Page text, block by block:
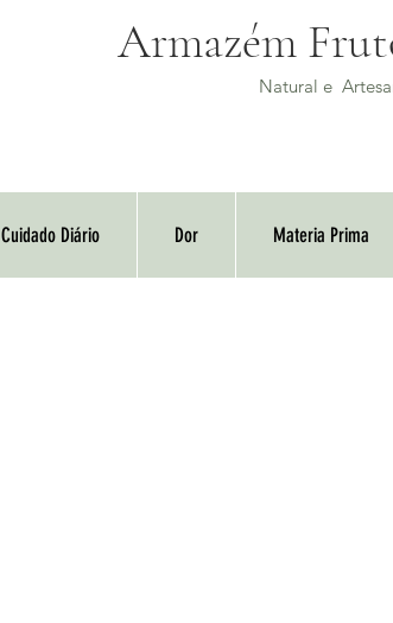
Armazém
Natural e
Cuidado Diário Dor Materia Prima